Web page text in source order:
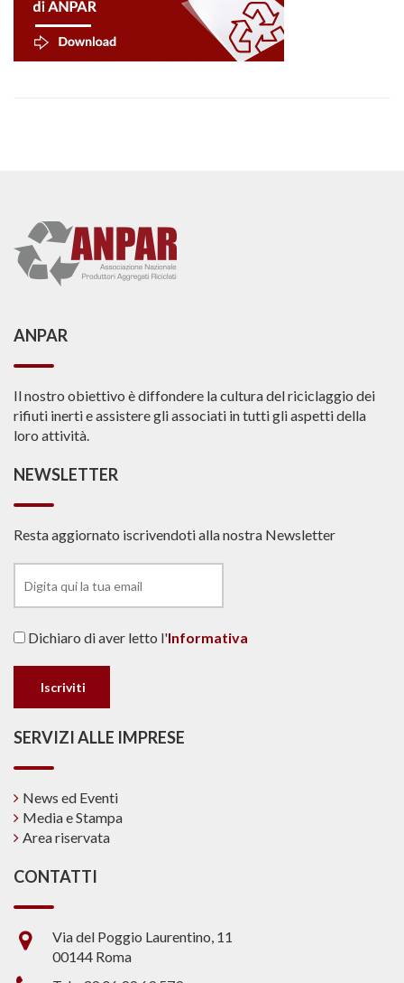
ANPAR
Il nostro obiettivo è diffondere la cultura del riciclaggio dei
rifiuti inerti e assistere gli associati in tutti gli aspetti della
loro attività.
NEWSLETTER
Resta aggiornato iscrivendoti alla nostra Newsletter
Dichiaro di aver letto l'Informativa
SERVIZI ALLE IMPRESE
News ed Eventi
Media e Stampa
Area riservata
CONTATTI
Via del Poggio Laurentino, 11
00144 Roma